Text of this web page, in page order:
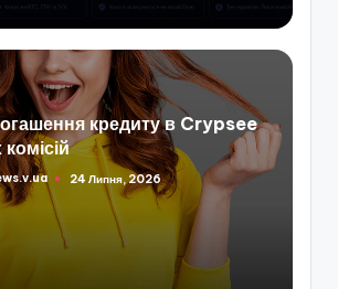
кредиту в Crypsee
24 Липня, 2026